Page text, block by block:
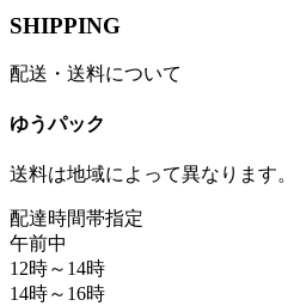
SHIPPING
配送・送料について
ゆうパック
送料は地域によって異なります。
配達時間帯指定
午前中
12時～14時
14時～16時